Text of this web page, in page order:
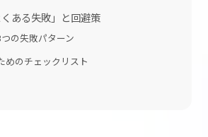
ある失敗」と回避策
の失敗パターン
めのチェックリスト